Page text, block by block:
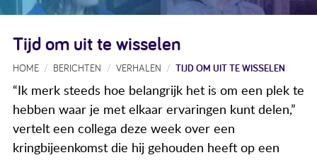
Training
Voor wie
Meedoen
Actueel
Tijd om uit te wisselen
HOME BERICHTEN VERHALEN TIJD OM UIT TE WISSELEN
“Ik merk steeds hoe belangrijk het is om een plek te
hebben waar je met elkaar ervaringen kunt delen,”
vertelt een collega deze week over een
kringbijeenkomst die hij gehouden heeft op een